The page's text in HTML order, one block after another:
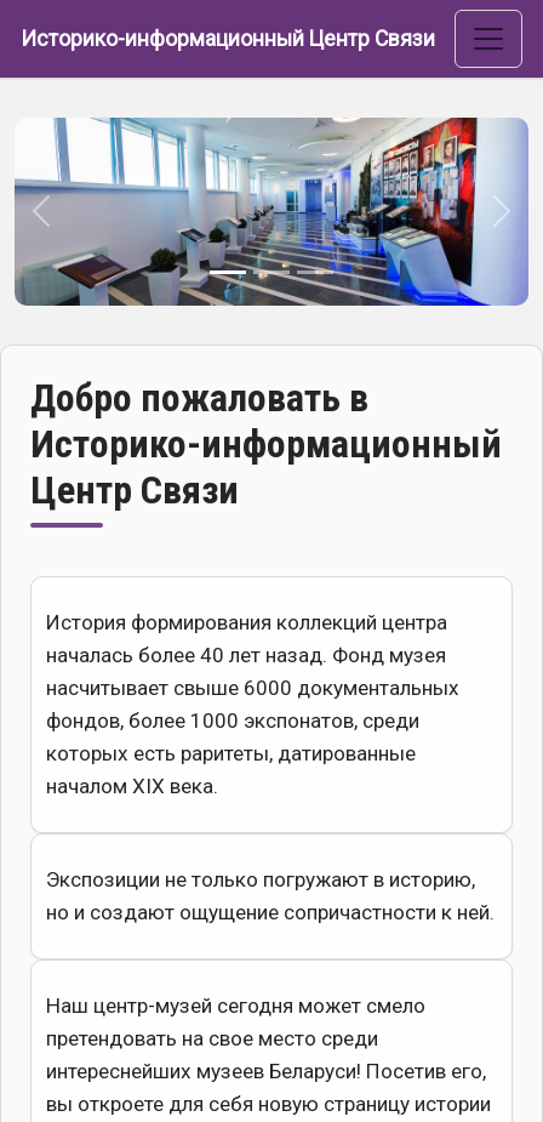
Историко-информационный Центр Связи
Назад
Добро пожаловать в
Историко-информационный
Центр Связи
История формирования коллекций центра
началась более 40 лет назад. Фонд музея
насчитывает свыше 6000 документальных
фондов, более 1000 экспонатов, среди
которых есть раритеты, датированные
началом XIX века.
Экспозиции не только погружают в историю,
но и создают ощущение сопричастности к ней.
Наш центр-музей сегодня может смело
претендовать на свое место среди
интереснейших музеев Беларуси! Посетив его,
вы откроете для себя новую страницу истории